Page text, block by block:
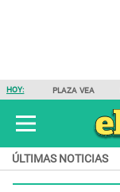
HOY: PLAZA VEA
ÚLTIMAS NOTICIAS